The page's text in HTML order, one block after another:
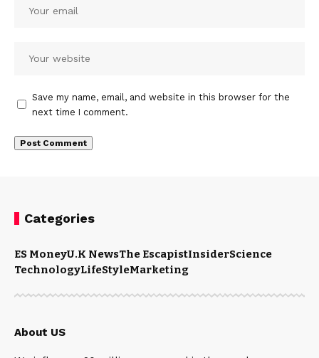
Save my name, email, and website in this browser for the
next time I comment.
Categories
ES MoneyU.K NewsThe EscapistInsiderScience
TechnologyLifeStyleMarketing
About US